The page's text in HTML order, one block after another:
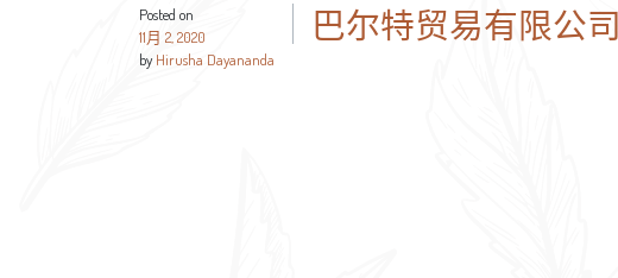
Posted on
11月 2, 2020
byHirusha Dayananda
巴尔特贸易有限公司